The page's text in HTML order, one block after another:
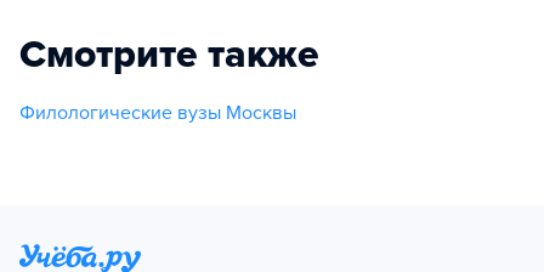
Смотрите также
Филологические вузы Москвы